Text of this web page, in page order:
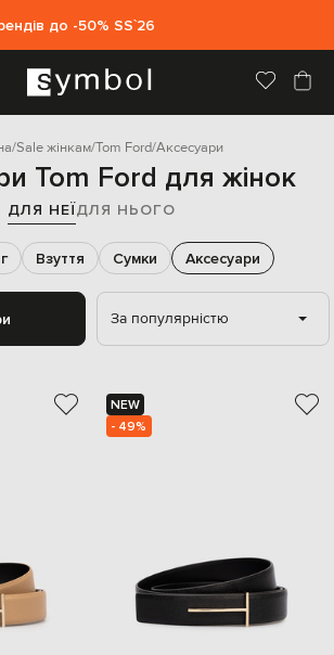
до -50% SS`26
Sale жінкам Tom Ford Аксесуари
Tom Ford для жінок
ДЛЯ НЕЇДЛЯ НЬОГО
Взуття Сумки Аксесуари
За популярністю
NEW
- 49%